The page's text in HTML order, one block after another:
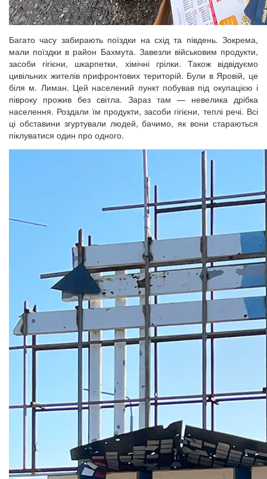
Багато часу забирають поїздки на схід та південь. Зокрема,
мали поїздки в район Бахмута. Завезли військовим продукти,
засоби гігієни, шкарпетки, хімічні грілки. Також відвідуємо
цивільних жителів прифронтових територій. Були в Яровій, це
біля м. Лиман. Цей населений пункт побував під окупацією і
півроку прожив без світла. Зараз там — невелика дрібка
населення. Роздали їм продукти, засоби гігієни, теплі речі. Всі
ці обставини згуртували людей, бачимо, як вони стараються
піклуватися один про одного.